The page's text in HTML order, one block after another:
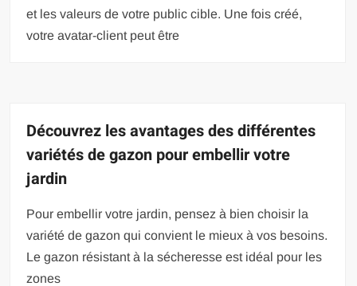
et les valeurs de votre public cible. Une fois créé,
votre avatar-client peut être
Découvrez les avantages des différentes
variétés de gazon pour embellir votre
jardin
Pour embellir votre jardin, pensez à bien choisir la
variété de gazon qui convient le mieux à vos besoins.
Le gazon résistant à la sécheresse est idéal pour les
zones